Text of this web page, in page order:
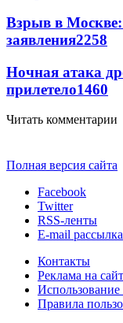
Взрыв в
заявления2258
Ночная атака
прилетело1460
Читать комментарии
Полная версия сайта
Facebook
Twitter
RSS-ленты
E-mail рассылка
Контакты
Реклама на
Использование
Правила